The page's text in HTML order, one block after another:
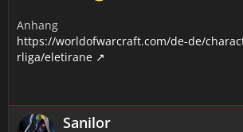
Anhang
https://worldofwarcraft.com/de-de/
rliga/eletirane
Sanilor